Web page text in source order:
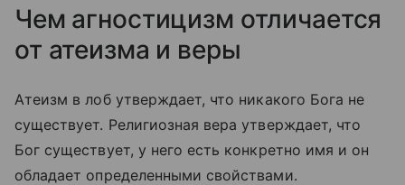
Чем агностицизм отличается
от атеизма и веры
Атеизм в лоб утверждает, что никакого Бога не
существует. Религиозная вера утверждает, что
Бог существует, у него есть конкретно имя и он
обладает определенными свойствами.